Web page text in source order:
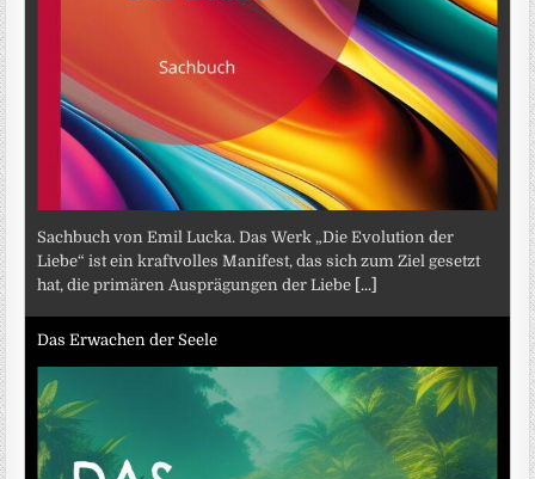
Sachbuch von Emil Lucka. Das Werk „Die Evolution der
Liebe“ ist ein kraftvolles Manifest, das sich zum Ziel gesetzt
hat, die primären Ausprägungen der Liebe [...]
Das Erwachen der Seele